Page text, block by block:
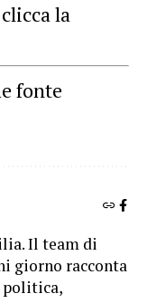
la
fonte
Il team di
giorno racconta
politica,